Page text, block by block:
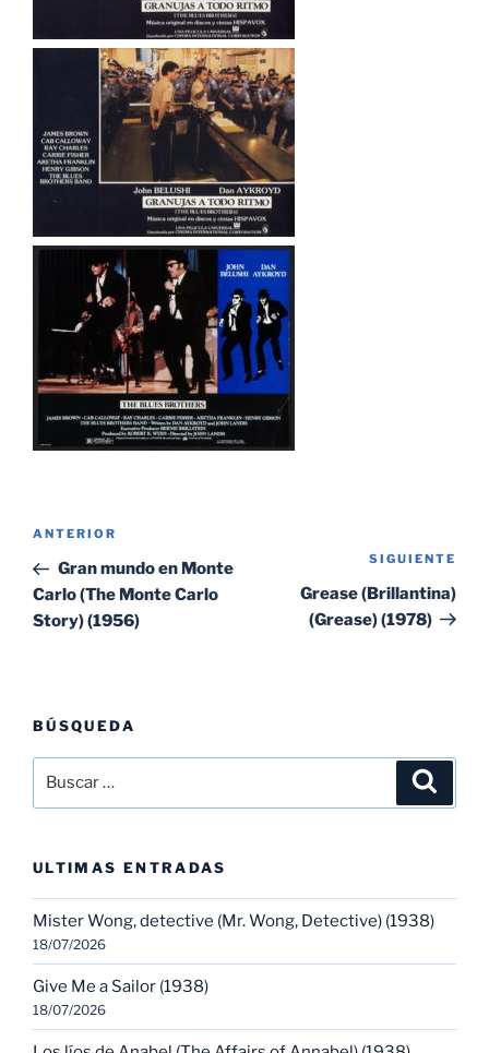
Navegación
entradas
Entrada
anterior:
ANTERIOR
Gran mundo en Monte
Carlo (The Monte Carlo
Story) (1956)
SIGUIENTE
Grease (Brillantina)
(Grease) (1978)
BÚSQUEDA
por:
ULTIMAS ENTRADAS
Mister Wong, detective (Mr. Wong, Detective) (1938)
18/07/2026
Give Me a Sailor (1938)
18/07/2026